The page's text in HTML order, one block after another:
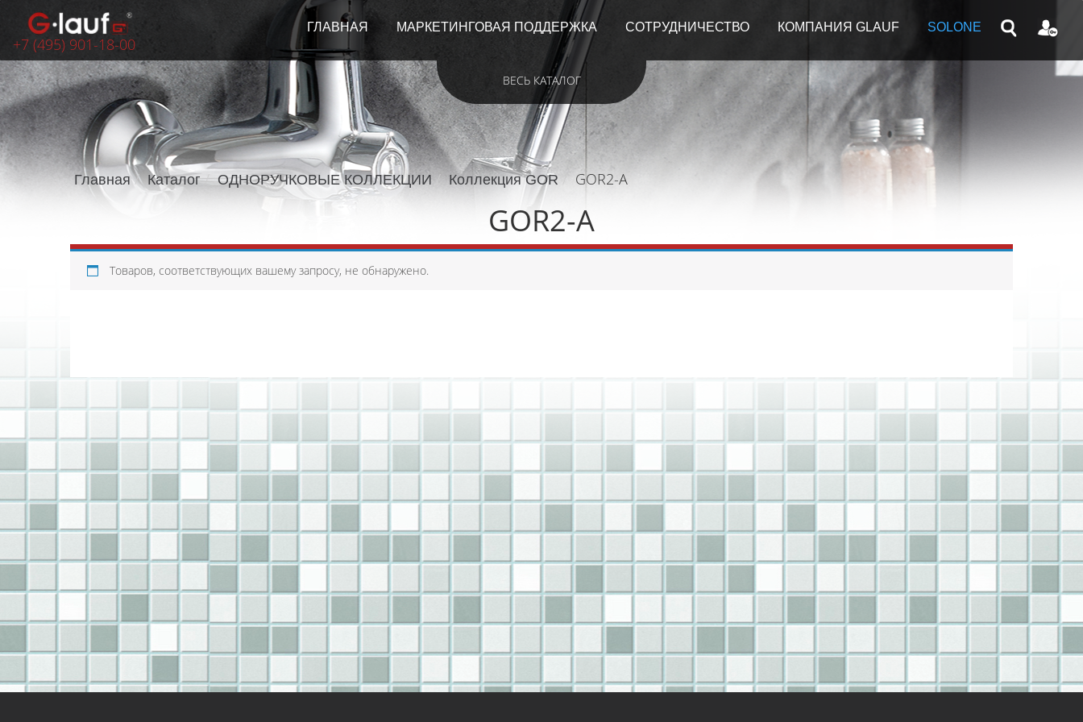
+7 (495) 901-18-00
ГЛАВНАЯ МАРКЕТИНГОВАЯ ПОДДЕРЖКА СОТРУДНИЧЕСТВО КОМПАНИЯ GLAUF SOLONE
ВЕСЬ КАТАЛОГ
Главная Каталог ОДНОРУЧКОВЫЕ КОЛЛЕКЦИИ Коллекция GOR GOR2-A
GOR2-A
Товаров, соответствующих вашему запросу, не обнаружено.